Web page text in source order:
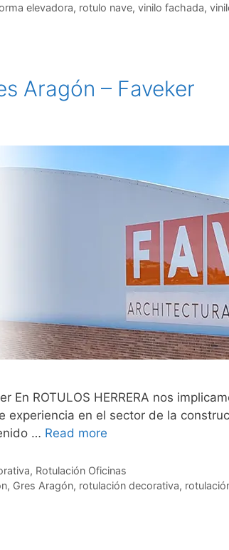
elevadora, rotulo nave, vinilo fachada,
Aragón – Faveker
En ROTULOS HERRERA nos
experiencia en el sector de la
… Read more
, Rotulación Oficinas
, Gres Aragón, rotulación decorativa,